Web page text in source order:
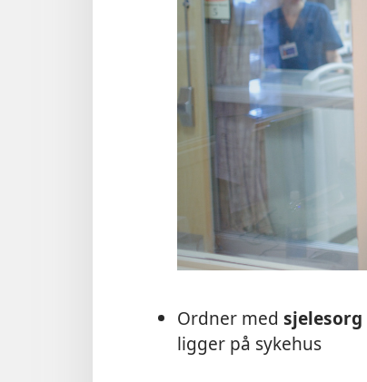
Ordner med sjelesorg
ligger på sykehus